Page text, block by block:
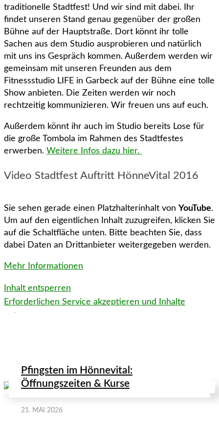
traditionelle Stadtfest! Und wir sind mit dabei. Ihr
findet unseren Stand genau gegenüber der großen
Bühne auf der Hauptstraße. Dort könnt ihr tolle
Sachen aus dem Studio ausprobieren und natürlich
mit uns ins Gespräch kommen. Außerdem werden wir
gemeinsam mit unseren Freunden aus dem
Fitnessstudio LIFE in Garbeck auf der Bühne eine tolle
Show anbieten. Die Zeiten werden wir noch
rechtzeitig kommunizieren. Wir freuen uns auf euch.
Außerdem könnt ihr auch im Studio bereits Lose für
die große Tombola im Rahmen des Stadtfestes
erwerben. Weitere Infos dazu hier.
Video Stadtfest Auftritt HönneVital 2016
Sie sehen gerade einen Platzhalterinhalt von YouTube.
Um auf den eigentlichen Inhalt zuzugreifen, klicken Sie
auf die Schaltfläche unten. Bitte beachten Sie, dass
dabei Daten an Drittanbieter weitergegeben werden.
Mehr Informationen
Inhalt entsperren
Erforderlichen Service akzeptieren und Inhalte
entsperren
Pfingsten im Hönnevital:
Öffnungszeiten & Kurse
21. MAI 2026